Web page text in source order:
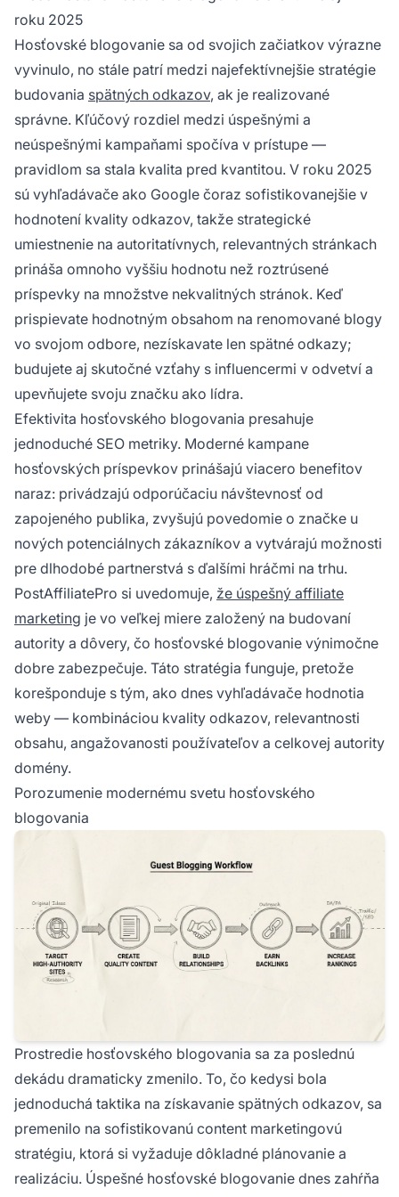
roku 2025
Hosťovské blogovanie sa od svojich začiatkov výrazne
vyvinulo, no stále patrí medzi najefektívnejšie stratégie
budovania spätných odkazov, ak je realizované
správne. Kľúčový rozdiel medzi úspešnými a
neúspešnými kampaňami spočíva v prístupe —
pravidlom sa stala kvalita pred kvantitou. V roku 2025
sú vyhľadávače ako Google čoraz sofistikovanejšie v
hodnotení kvality odkazov, takže strategické
umiestnenie na autoritatívnych, relevantných stránkach
prináša omnoho vyššiu hodnotu než roztrúsené
príspevky na množstve nekvalitných stránok. Keď
prispievate hodnotným obsahom na renomované blogy
vo svojom odbore, nezískavate len spätné odkazy;
budujete aj skutočné vzťahy s influencermi v odvetví a
upevňujete svoju značku ako lídra.
Efektivita hosťovského blogovania presahuje
jednoduché SEO metriky. Moderné kampane
hosťovských príspevkov prinášajú viacero benefitov
naraz: privádzajú odporúčaciu návštevnosť od
zapojeného publika, zvyšujú povedomie o značke u
nových potenciálnych zákazníkov a vytvárajú možnosti
pre dlhodobé partnerstvá s ďalšími hráčmi na trhu.
PostAffiliatePro si uvedomuje, že úspešný affiliate
marketing je vo veľkej miere založený na budovaní
autority a dôvery, čo hosťovské blogovanie výnimočne
dobre zabezpečuje. Táto stratégia funguje, pretože
korešponduje s tým, ako dnes vyhľadávače hodnotia
weby — kombináciou kvality odkazov, relevantnosti
obsahu, angažovanosti používateľov a celkovej autority
domény.
Porozumenie modernému svetu hosťovského
blogovania
Prostredie hosťovského blogovania sa za poslednú
dekádu dramaticky zmenilo. To, čo kedysi bola
jednoduchá taktika na získavanie spätných odkazov, sa
premenilo na sofistikovanú content marketingovú
stratégiu, ktorá si vyžaduje dôkladné plánovanie a
realizáciu. Úspešné hosťovské blogovanie dnes zahŕňa